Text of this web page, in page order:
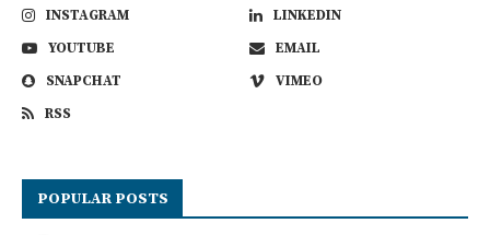
INSTAGRAM
LINKEDIN
YOUTUBE
EMAIL
SNAPCHAT
VIMEO
RSS
POPULAR POSTS